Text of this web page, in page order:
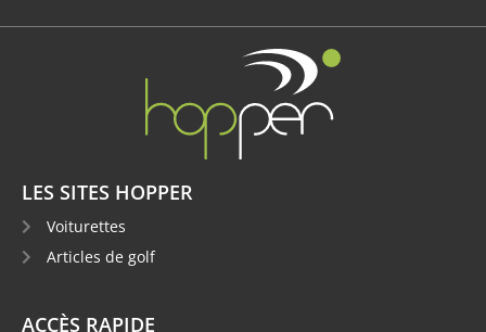
LES SITES HOPPER
Voiturettes
Articles de golf
ACCÈS RAPIDE